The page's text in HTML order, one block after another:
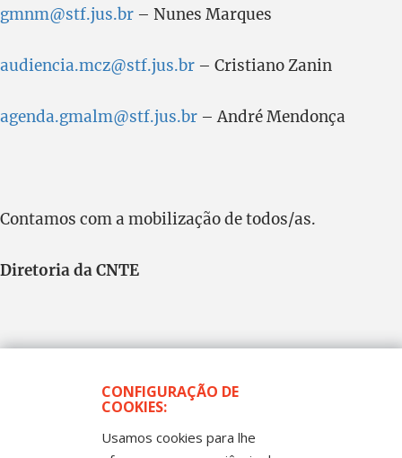
CONFIGURAÇÃO DE
COOKIES:
Usamos cookies para lhe
gmnm@stf.jus.br – Nunes Marques
audiencia.mcz@stf.jus.br – Cristiano Zanin
agenda.gmalm@stf.jus.br – André Mendonça
Contamos com a mobilização de todos/as.
Diretoria da CNTE